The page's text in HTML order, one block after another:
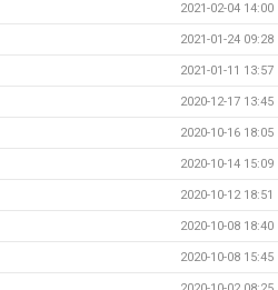
2021-02-04 14:00
2021-01-24 09:28
2021-01-11 13:57
2020-12-17 13:45
2020-10-16 18:05
2020-10-14 15:09
2020-10-12 18:51
2020-10-08 18:40
2020-10-08 15:45